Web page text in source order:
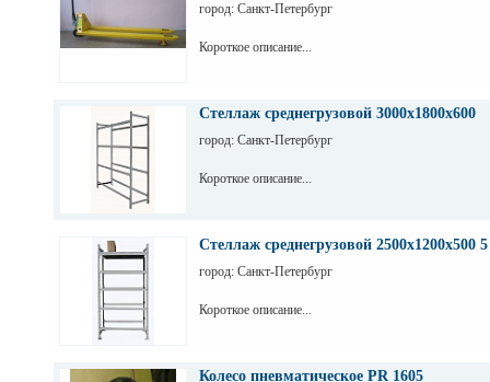
город: Санкт-Петербург
Короткое описание...
Стеллаж среднегрузовой 3000х1800х600
город: Санкт-Петербург
Короткое описание...
Стеллаж среднегрузовой 2500х1200х500
город: Санкт-Петербург
Короткое описание...
Колесо пневматическое PR 1605